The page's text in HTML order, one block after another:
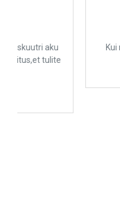
Kui midagi vaja